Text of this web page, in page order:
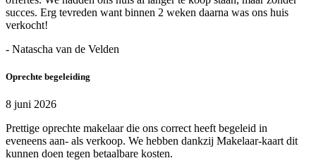
succes. Erg tevreden want binnen 2 weken daarna was ons huis
verkocht!
- Natascha van de Velden
Oprechte begeleiding
8 juni 2026
Prettige oprechte makelaar die ons correct heeft begeleid in
eveneens aan- als verkoop. We hebben dankzij Makelaar-kaart dit
kunnen doen tegen betaalbare kosten.